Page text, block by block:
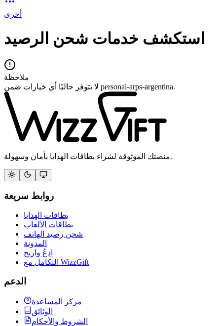
أخرى
استكشف خدمات شحن الرصيد
ملاحظة
لا تتوفر حاليًا أي خيارات ضمن personal-arps-argentina.
منصتك الموثوقة لشراء بطاقات الهدايا بأمان وسهولة.
روابط سريعة
بطاقات الهدايا
بطاقات الألعاب
شحن رصيد الهاتف
المدونة
ادعُ واربح
التكامل مع WizzGift
الدعم
مركز المساعدة
الوثائق
الشروط والأحكام